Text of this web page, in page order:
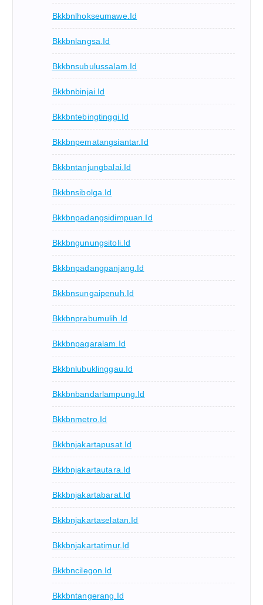
Bkkbnlhokseumawe.id
Bkkbnlangsa.id
Bkkbnsubulussalam.id
Bkkbnbinjai.id
Bkkbntebingtinggi.id
Bkkbnpematangsiantar.id
Bkkbntanjungbalai.id
Bkkbnsibolga.id
Bkkbnpadangsidimpuan.id
Bkkbngunungsitoli.id
Bkkbnpadangpanjang.id
Bkkbnsungaipenuh.id
Bkkbnprabumulih.id
Bkkbnpagaralam.id
Bkkbnlubuklinggau.id
Bkkbnbandarlampung.id
Bkkbnmetro.id
Bkkbnjakartapusat.id
Bkkbnjakartautara.id
Bkkbnjakartabarat.id
Bkkbnjakartaselatan.id
Bkkbnjakartatimur.id
Bkkbncilegon.id
Bkkbntangerang.id